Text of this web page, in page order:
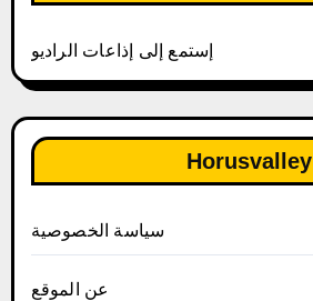
إستمع إلى إذاعات الراديو
Horusvalley
سياسة الخصوصية
عن الموقع